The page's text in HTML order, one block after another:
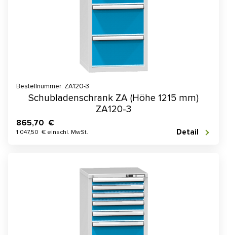
Bestellnummer: ZA120-3
Schubladenschrank ZA (Höhe 1215 mm)
ZA120-3
865,70 €
1 047,50 € einschl. MwSt. Detail